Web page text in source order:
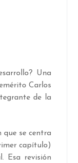
Una
Carlos
de la
se centra
capítulo)
Esa revisión